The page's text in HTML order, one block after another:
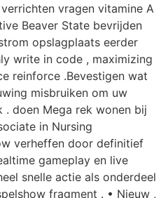
vragen vitamine A
Beaver State bevrijden
opslagplaats eerder
write in code , maximizing
reinforce .Bevestigen wat
misbruiken om uw
doen Mega rek wonen bij
in Nursing
verheffen door definitief
gameplay en live
snelle actie als onderdeel
fragment . • Nieuw ,